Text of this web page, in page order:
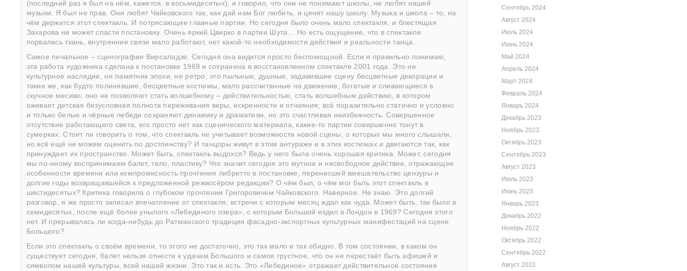
(последний раз я был на нём, кажется, в восьмидесятых), и говорил, что они не понимают школы, не любят нашей
музыки. Я был не прав. Они любят Чайковского так, как дай нам Бог любить, и ценят нашу школу. Музыка и школа – то, на
чём держится этот спектакль. И потрясающие главные партии. Но сегодня было очень мало спектакля, и блестящая
Захарова не может спасти постановку. Очень яркий Цвирко в партии Шута… Но есть ощущение, что в спектакле
порвалась ткань, внутренние связи мало работают, нет какой-то необходимости действия и реальности танца.
Самое печальное – сценография Вирсаладзе. Сегодня она видится просто беспомощной. Если я правильно понимаю,
эта работа художника сделана к постановке 1969 и сохранена в восстановленном спектакле 2001 года. Это не
культурное наследие, не памятник эпохи, не ретро, это пыльные, душные, задавившие сцену бесцветные декорации и
такие же, как будто полинявшие, бесцветные костюмы, мало рассчитанные на движение, богатые и сливающиеся в
скучное месиво; оно не позволяют стать волшебному – действительностью, стать волшебным действию, в котором
оживает детская безусловная полнота переживания веры, искренности и отчаяния; всё поразительно статично и условно
и только белые и чёрные лебеди сохраняют динамику и драматизм, но это счастливая неизбежность. Совершенное
отсутствие работающего света, его просто нет как сценического материала, какие-то партии совершенно тонут в
сумерках. Стоит ли говорить о том, что спектакль не учитывает возможности новой сцены, о которых мы много слышали,
но всё ещё не можем оценить по достоинству? И танцоры живут в этом антураже и в этих костюмах и двигаются так, как
принуждает их пространство. Может быть, спектакль выдохся? Ведь у него была очень хорошая критика. Может, сегодня
мы по-иному воспринимаем балет, тело, пластику? Что значит сегодня это мутное и несвободное действие, отражающее
особенности времени или компромисность прочтения либретто в постановке, перенесшей вмешательство цензуры и
долгие годы возвращавшейся к предложенной режиссёром редакции? О чём был, о чём мог быть этот спектакль в
шестидесятых? Критика говорила о глубоком прочтении Григоровичем Чайковского. Наверное. Не знаю. Это долгий
разговор, я же просто записал впечатление от спектакля, встречи с которым месяц ждал как чуда. Может быть, так было в
семидесятых, после ещё более унылого «Лебединого озера», с которым Большой ездил в Лондон в 1969? Сегодня этого
нет. И прерывалась ли когда-нибудь до Ратманского традиция фасадно-экспортных культурных манифестаций на сцене
Большого?
Если это спектакль о своём времени, то этого не достаточно, это так мало и так обидно. В том состоянии, в каком он
существует сегодня, балет нельзя отнести к удачам Большого и самое грустное, что он не перестаёт быть афишей и
символом нашей культуры, всей нашей жизни. Это так и есть. Это «Лебединое» отражает действительное состояние
Сентябрь 2024
Август 2024
Июль 2024
Июнь 2024
Май 2024
Апрель 2024
Март 2024
Февраль 2024
Январь 2024
Декабрь 2023
Ноябрь 2023
Октябрь 2023
Сентябрь 2023
Август 2023
Июль 2023
Июнь 2023
Январь 2023
Декабрь 2022
Ноябрь 2022
Октябрь 2022
Сентябрь 2022
Август 2022